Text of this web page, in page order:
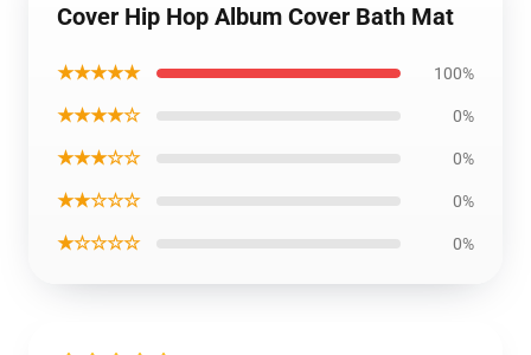
Cover Hip Hop Album Cover Bath Mat
★★★★★ 100%
★★★★☆ 0%
★★★☆☆ 0%
★★☆☆☆ 0%
★☆☆☆☆ 0%